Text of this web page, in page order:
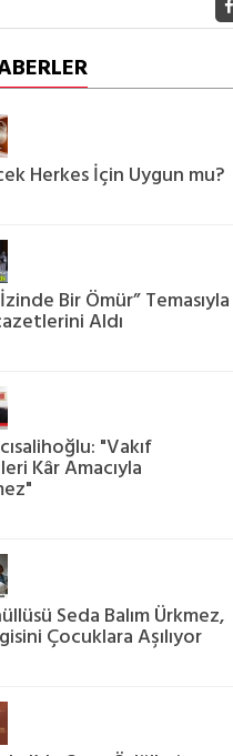
Herkes İçin Uygun mu?
İzinde Bir Ömür” Temasıyla
Aldı
"Vakıf
Kâr Amacıyla
Seda Balım Ürkmez,
Çocuklara Aşılıyor